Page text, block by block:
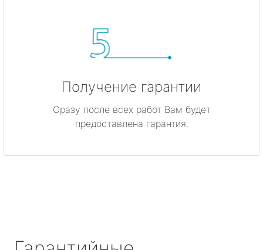
Получение гарантии
Сразу после всех работ Вам будет
предоставлена гарантия.